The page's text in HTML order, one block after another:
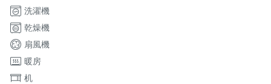
洗濯機
乾燥機
扇風機
暖房
机